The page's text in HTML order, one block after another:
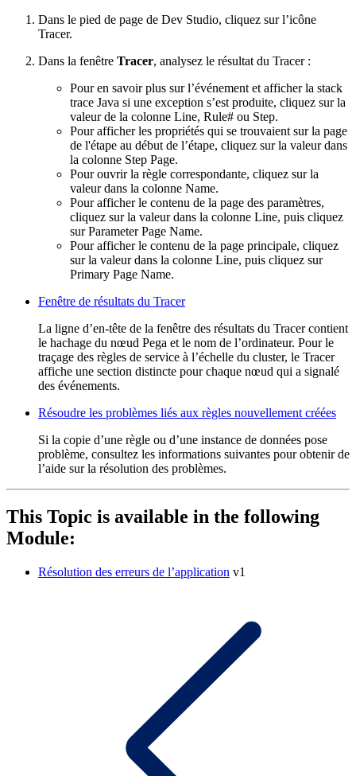
Dans le pied de page de Dev Studio, cliquez sur l’icône
Tracer.
Dans la fenêtre Tracer, analysez le résultat du Tracer :
Pour en savoir plus sur l’événement et afficher la stack
trace Java si une exception s’est produite, cliquez sur la
valeur de la colonne Line, Rule# ou Step.
Pour afficher les propriétés qui se trouvaient sur la page
de l'étape au début de l’étape, cliquez sur la valeur dans
la colonne Step Page.
Pour ouvrir la règle correspondante, cliquez sur la
valeur dans la colonne Name.
Pour afficher le contenu de la page des paramètres,
cliquez sur la valeur dans la colonne Line, puis cliquez
surParameter Page Name.
Pour afficher le contenu de la page principale, cliquez
sur la valeur dans la colonne Line, puis cliquez sur
Primary Page Name.
Fenêtre de résultats du Tracer
La ligne d’en-tête de la fenêtre des résultats du Tracer contient
le hachage du nœud Pega et le nom de l’ordinateur. Pour le
traçage des règles de service à l’échelle du cluster, le Tracer
affiche une section distincte pour chaque nœud qui a signalé
des événements.
Résoudre les problèmes liés aux règles nouvellement créées
Si la copie d’une règle ou d’une instance de données pose
problème, consultez les informations suivantes pour obtenir de
l’aide sur la résolution des problèmes.
This Topic is available in the following
Module:
Résolution des erreurs de l’application v1